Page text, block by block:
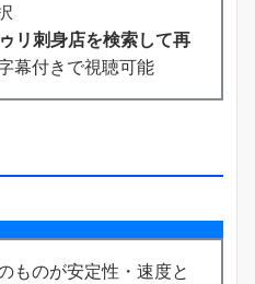
リ刺身店を検索して再
幕付きで視聴可能
ものが安定性・速度と